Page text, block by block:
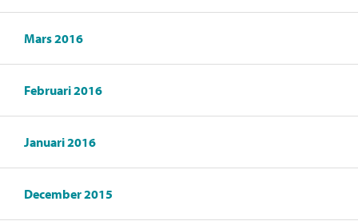
Mars 2016
Februari 2016
Januari 2016
December 2015